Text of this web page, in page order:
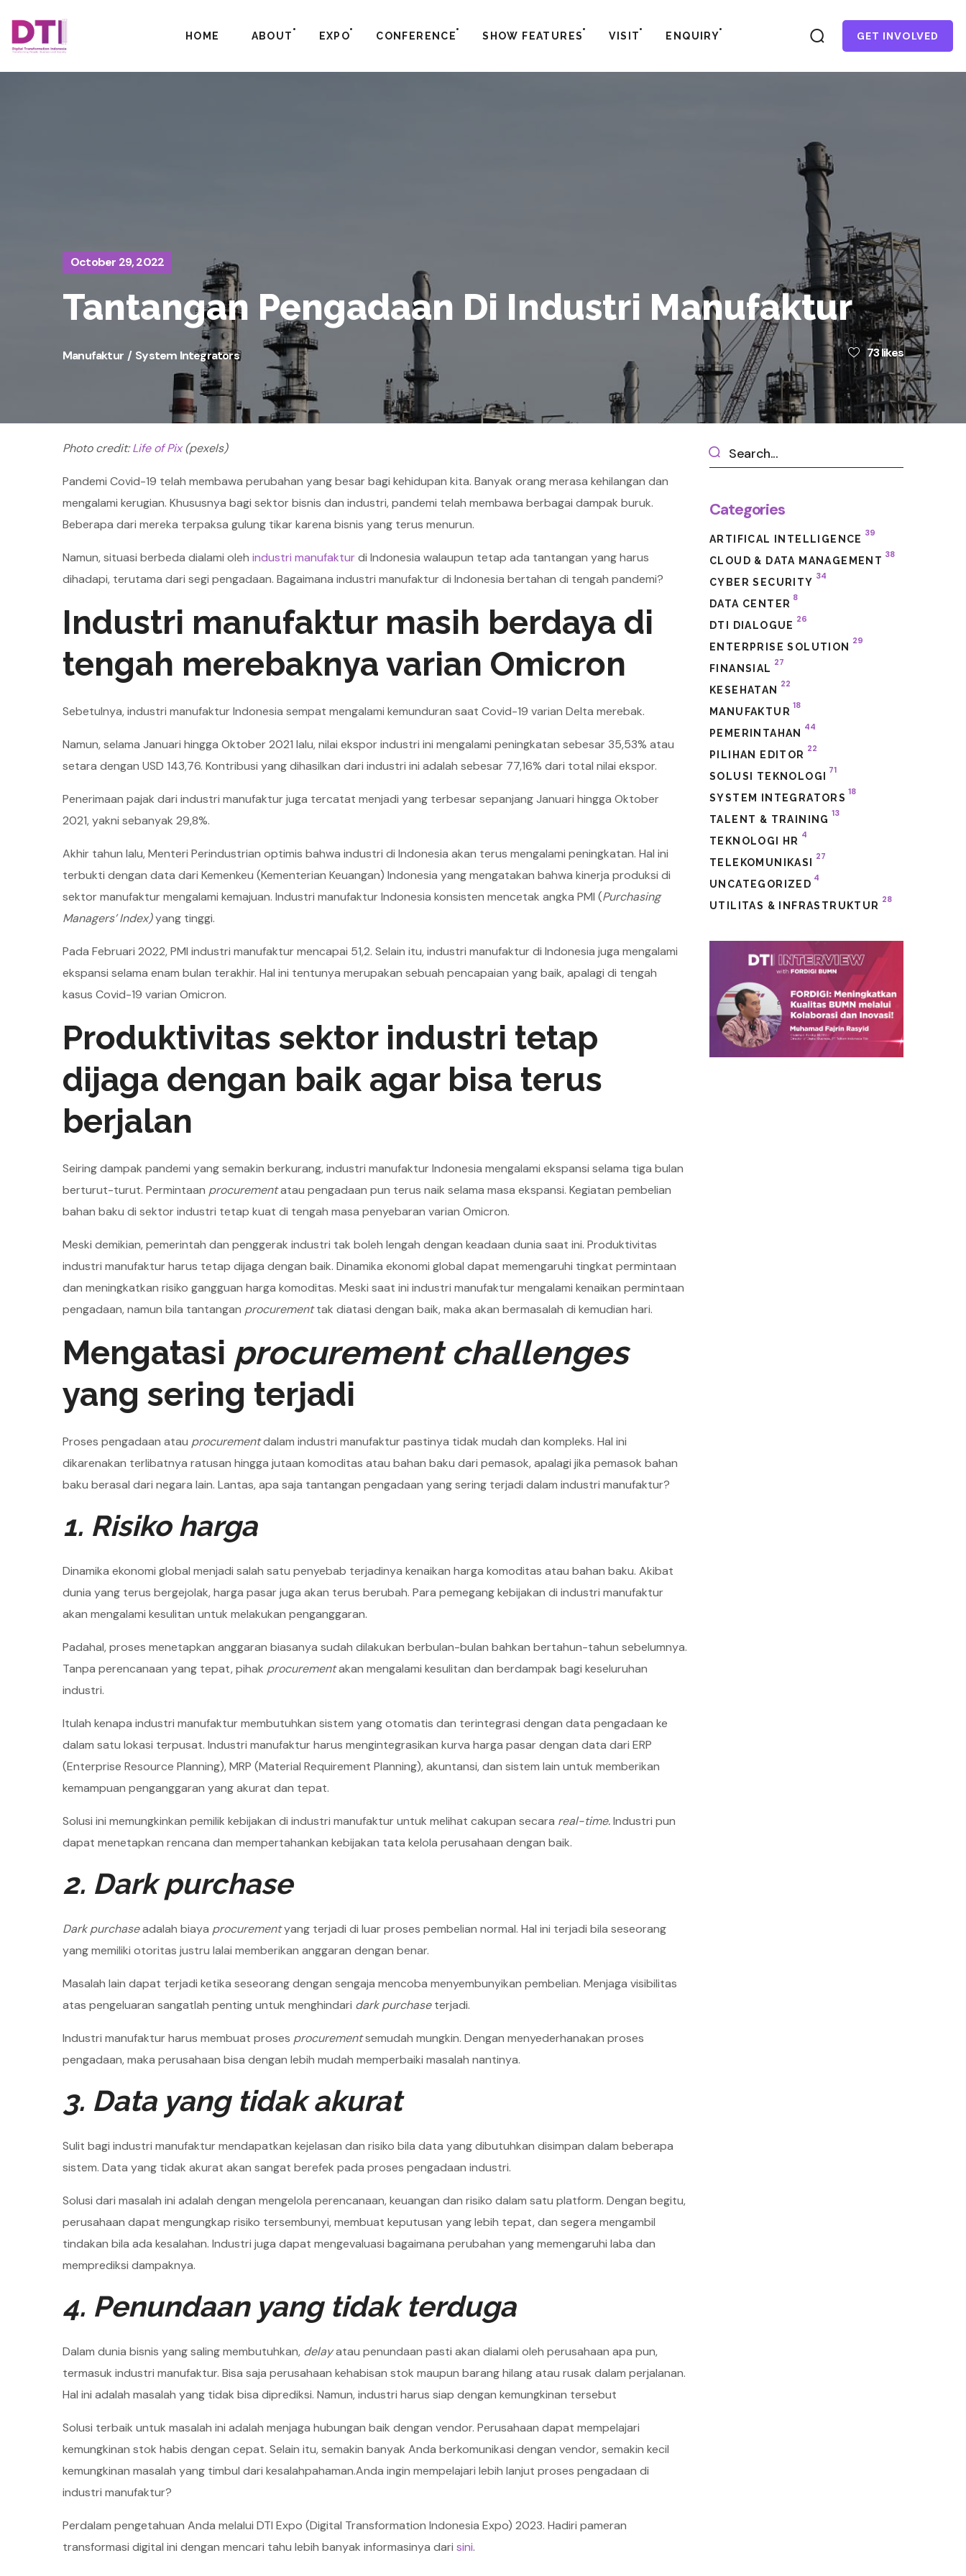
HOME ABOUT EXPO CONFERENCE SHOW FEATURES VISIT ENQUIRY GET INVOLVED
October 29, 2022
Tantangan Pengadaan Di Industri Manufaktur
Manufaktur System Integrators 73likes
Photo credit:Life of Pix(pexels)
Pandemi Covid-19 telah membawa perubahan yang besar bagi kehidupan kita. Banyak orang merasa kehilangan dan
mengalami kerugian. Khususnya bagi sektor bisnis dan industri, pandemi telah membawa berbagai dampak buruk.
Beberapa dari mereka terpaksa gulung tikar karena bisnis yang terus menurun.
Namun, situasi berbeda dialami oleh industri manufakturdi Indonesia walaupun tetap ada tantangan yang harus
dihadapi, terutama dari segi pengadaan. Bagaimana industri manufaktur di Indonesia bertahan di tengah pandemi?
Industri manufaktur masih berdaya di
tengah merebaknya varian Omicron
Sebetulnya, industri manufaktur Indonesia sempat mengalami kemunduran saat Covid-19 varian Delta merebak.
Namun, selama Januari hingga Oktober 2021 lalu, nilai ekspor industri ini mengalami peningkatan sebesar 35,53% atau
setara dengan USD 143,76. Kontribusi yang dihasilkan dari industri ini adalah sebesar 77,16% dari total nilai ekspor.
Penerimaan pajak dari industri manufaktur juga tercatat menjadi yang terbesar sepanjang Januari hingga Oktober
2021, yakni sebanyak 29,8%.
Akhir tahun lalu, Menteri Perindustrian optimis bahwa industri di Indonesia akan terus mengalami peningkatan. Hal ini
terbukti dengan data dari Kemenkeu (Kementerian Keuangan) Indonesia yang mengatakan bahwa kinerja produksi di
sektor manufaktur mengalami kemajuan. Industri manufaktur Indonesia konsisten mencetak angka PMI (Purchasing
Managers’ Index)yang tinggi.
Pada Februari 2022, PMI industri manufaktur mencapai 51,2. Selain itu, industri manufaktur di Indonesia juga mengalami
ekspansi selama enam bulan terakhir. Hal ini tentunya merupakan sebuah pencapaian yang baik, apalagi di tengah
kasus Covid-19 varian Omicron.
Produktivitas sektor industri tetap
dijaga dengan baik agar bisa terus
berjalan
Seiring dampak pandemi yang semakin berkurang, industri manufaktur Indonesia mengalami ekspansi selama tiga bulan
berturut-turut. Permintaan procurementatau pengadaan pun terus naik selama masa ekspansi. Kegiatan pembelian
bahan baku di sektor industri tetap kuat di tengah masa penyebaran varian Omicron.
Meski demikian, pemerintah dan penggerak industri tak boleh lengah dengan keadaan dunia saat ini. Produktivitas
industri manufaktur harus tetap dijaga dengan baik. Dinamika ekonomi global dapat memengaruhi tingkat permintaan
dan meningkatkan risiko gangguan harga komoditas. Meski saat ini industri manufaktur mengalami kenaikan permintaan
pengadaan, namun bila tantangan procurementtak diatasi dengan baik, maka akan bermasalah di kemudian hari.
Mengatasi procurement challenges
yang sering terjadi
Proses pengadaan atau procurementdalam industri manufaktur pastinya tidak mudah dan kompleks. Hal ini
dikarenakan terlibatnya ratusan hingga jutaan komoditas atau bahan baku dari pemasok, apalagi jika pemasok bahan
baku berasal dari negara lain. Lantas, apa saja tantangan pengadaan yang sering terjadi dalam industri manufaktur?
1. Risiko harga
Dinamika ekonomi global menjadi salah satu penyebab terjadinya kenaikan harga komoditas atau bahan baku. Akibat
dunia yang terus bergejolak, harga pasar juga akan terus berubah. Para pemegang kebijakan di industri manufaktur
akan mengalami kesulitan untuk melakukan penganggaran.
Padahal, proses menetapkan anggaran biasanya sudah dilakukan berbulan-bulan bahkan bertahun-tahun sebelumnya.
Tanpa perencanaan yang tepat, pihak procurementakan mengalami kesulitan dan berdampak bagi keseluruhan
industri.
Itulah kenapa industri manufaktur membutuhkan sistem yang otomatis dan terintegrasi dengan data pengadaan ke
dalam satu lokasi terpusat. Industri manufaktur harus mengintegrasikan kurva harga pasar dengan data dari ERP
(Enterprise Resource Planning), MRP (Material Requirement Planning), akuntansi, dan sistem lain untuk memberikan
kemampuan penganggaran yang akurat dan tepat.
Solusi ini memungkinkan pemilik kebijakan di industri manufaktur untuk melihat cakupan secara real-time.Industri pun
dapat menetapkan rencana dan mempertahankan kebijakan tata kelola perusahaan dengan baik.
2. Dark purchase
Dark purchaseadalah biaya procurementyang terjadi di luar proses pembelian normal. Hal ini terjadi bila seseorang
yang memiliki otoritas justru lalai memberikan anggaran dengan benar.
Masalah lain dapat terjadi ketika seseorang dengan sengaja mencoba menyembunyikan pembelian. Menjaga visibilitas
atas pengeluaran sangatlah penting untuk menghindari dark purchaseterjadi.
Industri manufaktur harus membuat proses procurementsemudah mungkin. Dengan menyederhanakan proses
pengadaan, maka perusahaan bisa dengan lebih mudah memperbaiki masalah nantinya.
3. Data yang tidak akurat
Sulit bagi industri manufaktur mendapatkan kejelasan dan risiko bila data yang dibutuhkan disimpan dalam beberapa
sistem. Data yang tidak akurat akan sangat berefek pada proses pengadaan industri.
Solusi dari masalah ini adalah dengan mengelola perencanaan, keuangan dan risiko dalam satu platform. Dengan begitu,
perusahaan dapat mengungkap risiko tersembunyi, membuat keputusan yang lebih tepat, dan segera mengambil
tindakan bila ada kesalahan. Industri juga dapat mengevaluasi bagaimana perubahan yang memengaruhi laba dan
memprediksi dampaknya.
4. Penundaan yang tidak terduga
Dalam dunia bisnis yang saling membutuhkan, delayatau penundaan pasti akan dialami oleh perusahaan apa pun,
termasuk industri manufaktur. Bisa saja perusahaan kehabisan stok maupun barang hilang atau rusak dalam perjalanan.
Hal ini adalah masalah yang tidak bisa diprediksi. Namun, industri harus siap dengan kemungkinan tersebut
Solusi terbaik untuk masalah ini adalah menjaga hubungan baik dengan vendor. Perusahaan dapat mempelajari
kemungkinan stok habis dengan cepat. Selain itu, semakin banyak Anda berkomunikasi dengan vendor, semakin kecil
kemungkinan masalah yang timbul dari kesalahpahaman.Anda ingin mempelajari lebih lanjut proses pengadaan di
industri manufaktur?
Perdalam pengetahuan Anda melalui DTI Expo (Digital Transformation Indonesia Expo) 2023. Hadiri pameran
transformasi digital ini dengan mencari tahu lebih banyak informasinya dari sini.
Categories
ARTIFICAL INTELLIGENCE
39
CLOUD & DATA MANAGEMENT
38
CYBER SECURITY
34
DATA CENTER
8
DTI DIALOGUE
26
ENTERPRISE SOLUTION
29
FINANSIAL
27
KESEHATAN
22
MANUFAKTUR
18
PEMERINTAHAN
44
PILIHAN EDITOR
22
SOLUSI TEKNOLOGI
71
SYSTEM INTEGRATORS
18
TALENT & TRAINING
13
TEKNOLOGI HR
4
TELEKOMUNIKASI
27
UNCATEGORIZED
4
UTILITAS & INFRASTRUKTUR
28